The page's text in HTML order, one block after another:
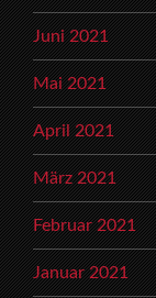
Juni 2021
Mai 2021
April 2021
März 2021
Februar 2021
Januar 2021